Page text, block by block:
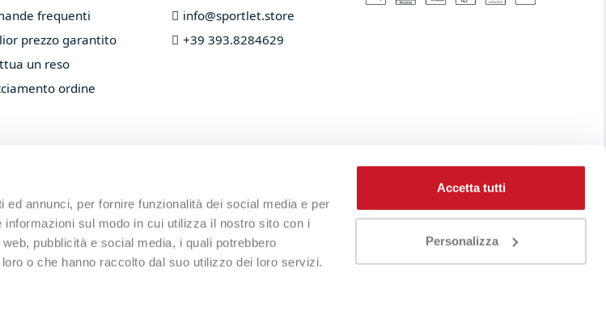
annunci, per fornire funzionalità dei social media e per
sul modo in cui utilizza il nostro sito con i
pubblicità e social media, i quali potrebbero
o che hanno raccolto dal suo utilizzo dei loro servizi.
Accetta tutti
Personalizza
frequenti
prezzo garantito
un reso
ordine
info@sportlet.store​
+39 393.8284629